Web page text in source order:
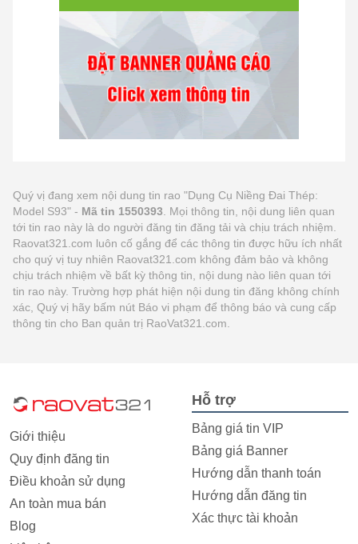
Quý vị đang xem nội dung tin rao "Dụng Cụ Niềng Đai Thép:
Model S93" - Mã tin 1550393 . Mọi thông tin, nội dung liên quan
tới tin rao này là do người đăng tin đăng tải và chịu trách nhiệm.
Raovat321.com luôn cố gắng để các thông tin được hữu ích nhất
cho quý vị tuy nhiên Raovat321.com không đảm bảo và không
chịu trách nhiệm về bất kỳ thông tin, nội dung nào liên quan tới
tin rao này. Trường hợp phát hiện nội dung tin đăng không chính
xác, Quý vị hãy bấm nút Báo vi phạm để thông báo và cung cấp
thông tin cho Ban quản trị RaoVat321.com.
Giới thiệu
Quy định đăng tin
Điều khoản sử dụng
An toàn mua bán
Blog
Hỗ trợ
Bảng giá tin VIP
Bảng giá Banner
Hướng dẫn thanh toán
Hướng dẫn đăng tin
Xác thực tài khoản